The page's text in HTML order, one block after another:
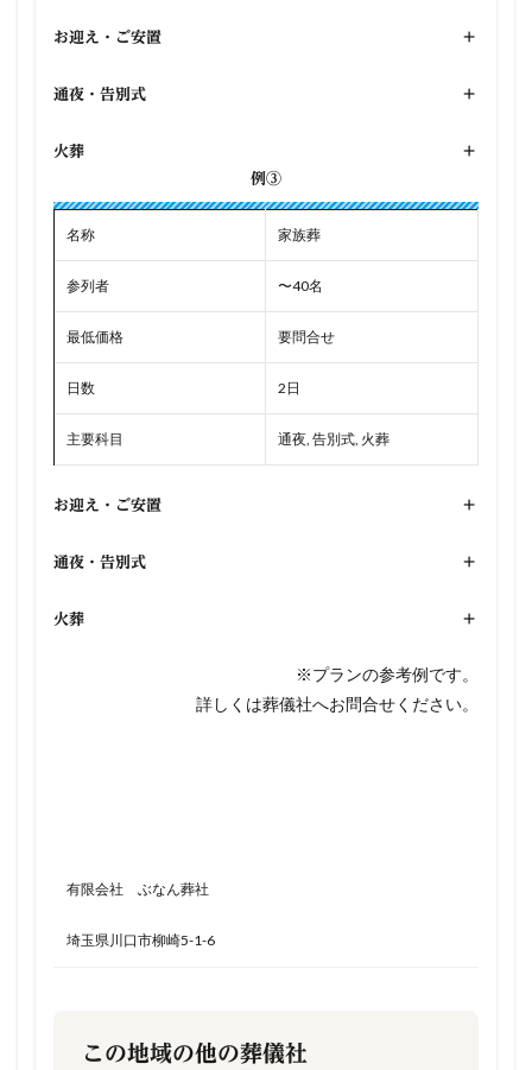
お迎え・ご安置 +
通夜・告別式 +
火葬
+
例③
名称 家族葬
参列者 〜40名
最低価格 要問合せ
日数 2日
主要科目 通夜, 告別式, 火葬
お迎え・ご安置 +
通夜・告別式 +
火葬 +
※プランの参考例です。
詳しくは葬儀社へお問合せください。
有限会社 ぶなん葬社
埼玉県川口市柳崎5-1-6
この地域の他の葬儀社